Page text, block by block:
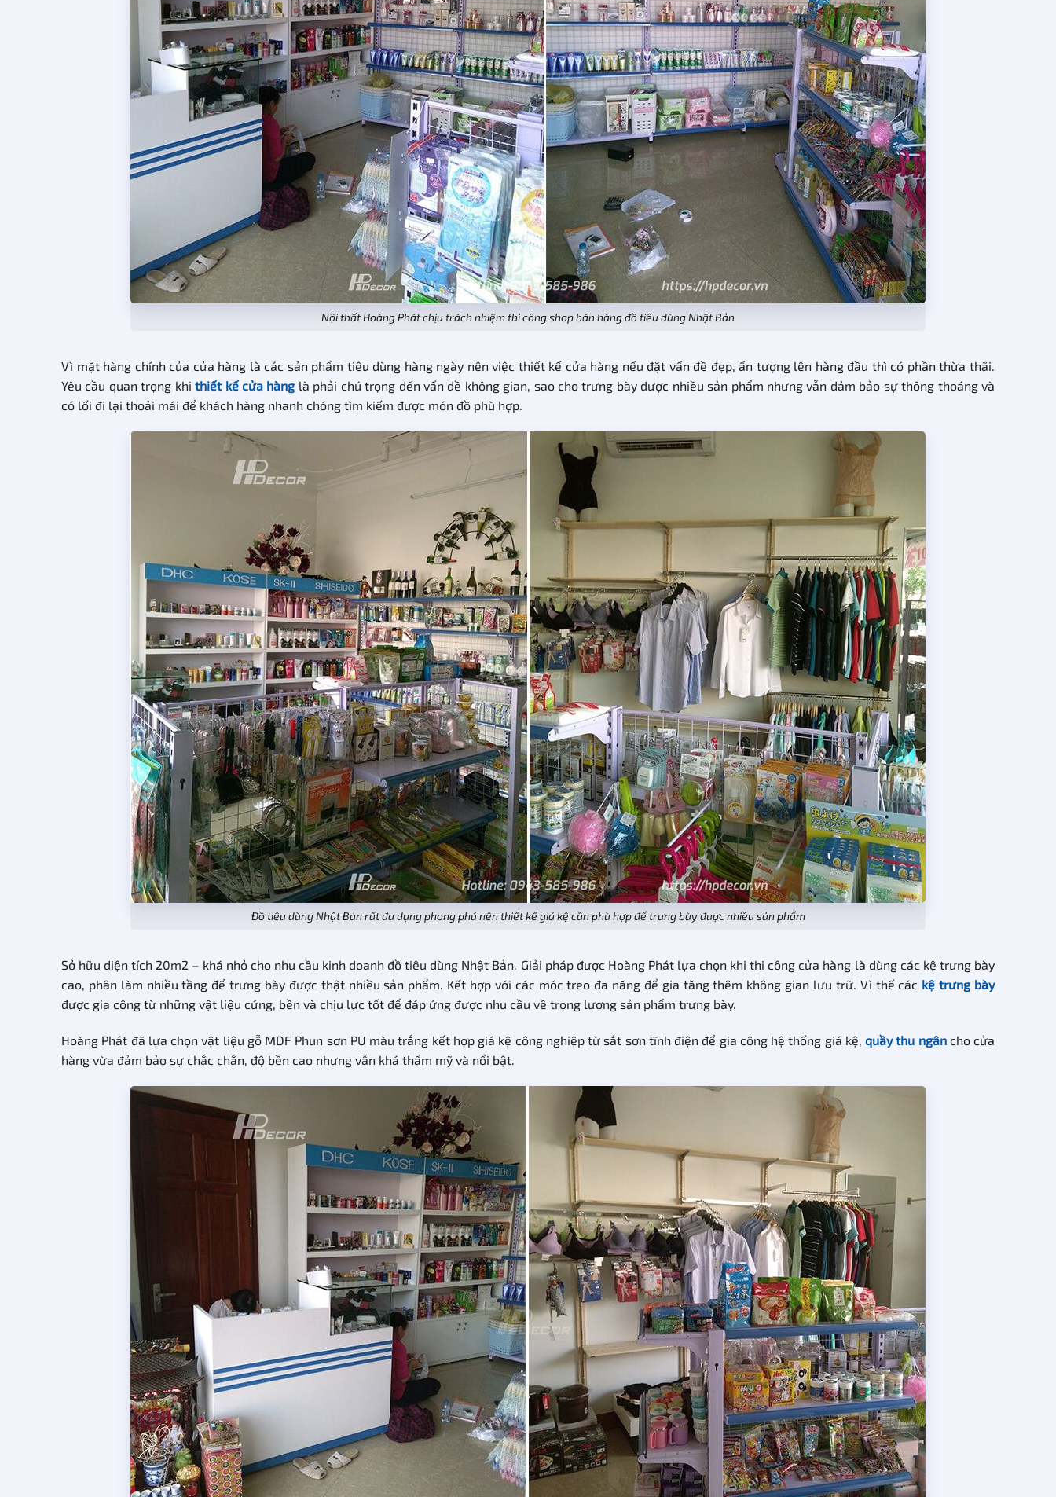
Nội thất Hoàng Phát chịu trách nhiệm thi công shop bán hàng đồ tiêu dùng Nhật Bản
Vì mặt hàng chính của cửa hàng là các sản phẩm tiêu dùng hàng ngày nên việc thiết kế cửa hàng nếu đặt vấn đề đẹp, ấn tượng lên hàng đầu thì có phần thừa thãi.
Yêu cầu quan trọng khithiết kế cửa hànglà phải chú trọng đến vấn đề không gian, sao cho trưng bày được nhiều sản phẩm nhưng vẫn đảm bảo sự thông thoáng và
có lối đi lại thoải mái để khách hàng nhanh chóng tìm kiếm được món đồ phù hợp.
Đồ tiêu dùng Nhật Bản rất đa dạng phong phú nên thiết kế giá kệ cần phù hợp để trưng bày được nhiều sản phẩm
Sở hữu diện tích 20m2 – khá nhỏ cho nhu cầu kinh doanh đồ tiêu dùng Nhật Bản. Giải pháp được Hoàng Phát lựa chọn khi thi công cửa hàng là dùng các kệ trưng bày
cao, phân làm nhiều tầng để trưng bày được thật nhiều sản phẩm. Kết hợp với các móc treo đa năng để gia tăng thêm không gian lưu trữ. Vì thế các kệ trưng bày
được gia công từ những vật liệu cứng, bền và chịu lực tốt để đáp ứng được nhu cầu về trọng lượng sản phẩm trưng bày.
Hoàng Phát đã lựa chọn vật liệu gỗ MDF Phun sơn PU màu trắng kết hợp giá kệ công nghiệp từ sắt sơn tĩnh điện để gia công hệ thống giá kệ, quầy thu ngâncho cửa
hàng vừa đảm bảo sự chắc chắn, độ bền cao nhưng vẫn khá thẩm mỹ và nổi bật.